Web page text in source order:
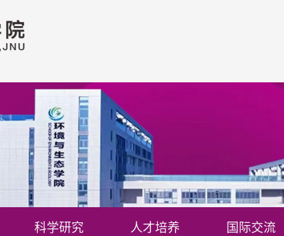
科学研究 人才培养 国际交流